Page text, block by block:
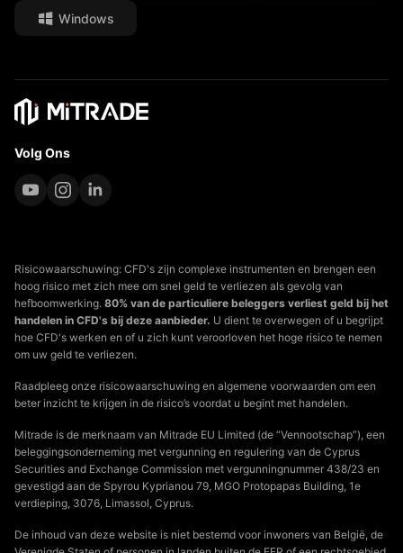
Juridische documenten
Windows
Volg Ons
Risicowaarschuwing: CFD's zijn complexe instrumenten en brengen een
hoog risico met zich mee om snel geld te verliezen als gevolg van
hefboomwerking. 80% van de particuliere beleggers verliest geld bij het
handelen in CFD's bij deze aanbieder. U dient te overwegen of u begrijpt
hoe CFD's werken en of u zich kunt veroorloven het hoge risico te nemen
om uw geld te verliezen.
Raadpleeg onze risicowaarschuwing en algemene voorwaarden om een
beter inzicht te krijgen in de risico’s voordat u begint met handelen.
Mitrade is de merknaam van Mitrade EU Limited (de “Vennootschap”), een
beleggingsonderneming met vergunning en regulering van de Cyprus
Securities and Exchange Commission met vergunningnummer 438/23 en
gevestigd aan de Spyrou Kyprianou 79, MGO Protopapas Building, 1e
verdieping, 3076, Limassol, Cyprus.
De inhoud van deze website is niet bestemd voor inwoners van België, de